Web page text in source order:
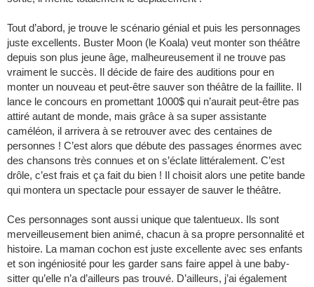
Tout d’abord, je trouve le scénario génial et puis les personnages
juste excellents. Buster Moon (le Koala) veut monter son théâtre
depuis son plus jeune âge, malheureusement il ne trouve pas
vraiment le succès. Il décide de faire des auditions pour en
monter un nouveau et peut-être sauver son théâtre de la faillite. Il
lance le concours en promettant 1000$ qui n’aurait peut-être pas
attiré autant de monde, mais grâce à sa super assistante
caméléon, il arrivera à se retrouver avec des centaines de
personnes ! C’est alors que débute des passages énormes avec
des chansons très connues et on s’éclate littéralement. C’est
drôle, c’est frais et ça fait du bien ! Il choisit alors une petite bande
qui montera un spectacle pour essayer de sauver le théâtre.
Ces personnages sont aussi unique que talentueux. Ils sont
merveilleusement bien animé, chacun à sa propre personnalité et
histoire. La maman cochon est juste excellente avec ses enfants
et son ingéniosité pour les garder sans faire appel à une baby-
sitter qu’elle n’a d’ailleurs pas trouvé. D’ailleurs, j’ai également